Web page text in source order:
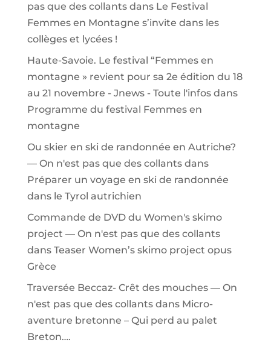
pas que des collantsdans Le Festival
Femmes en Montagne s’invite dans les
collèges et lycées !
Haute-Savoie. Le festival “Femmes en
montagne » revient pour sa 2e édition du 18
au 21 novembre - Jnews - Toute l'infosdans
Programme du festival Femmes en
montagne
Ou skier en ski de randonnée en Autriche?
— On n'est pas que des collantsdans
Préparer un voyage en ski de randonnée
dans le Tyrol autrichien
Commande de DVD du Women's skimo
project — On n'est pas que des collants
dans Teaser Women’s skimo project opus
Grèce
Traversée Beccaz- Crêt des mouches — On
n'est pas que des collantsdans Micro-
aventure bretonne – Qui perd au palet
Breton….